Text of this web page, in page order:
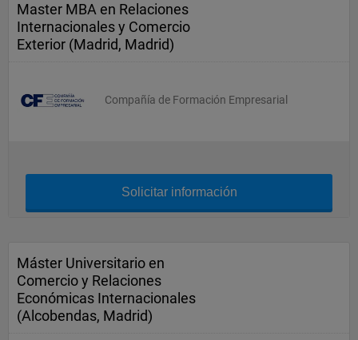
Master MBA en Relaciones
Internacionales y Comercio
Exterior (Madrid, Madrid)
Compañía de Formación Empresarial
Solicitar información
Máster Universitario en
Comercio y Relaciones
Económicas Internacionales
(Alcobendas, Madrid)